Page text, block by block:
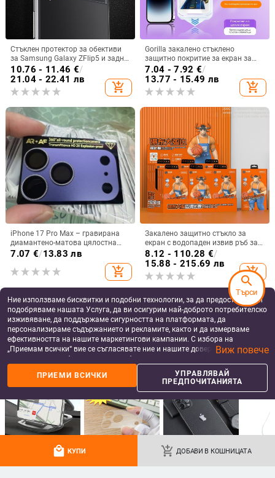
local_mall КУПИ add_shopping_cart ДОБАВИ В КОШНИЦАТА
Стъклен протектор за обективи
за Samsung Galaxy ZFlip5 и задни
камери Z Fold4, протектор за
малък дисплей
10.76 - 11.46 €/
21.04 - 22.41 лв
add_shopping_cart
Gorilla закалено стъклено
защитно покритие за екран за
iPhone 16 Pro, антиотпечатък,
защита на поверителността,
матов финиш за iPhone 15 и 13
Pro
7.04 - 7.92 €/
13.77 - 15.49 лв
add_shopping_cart
iPhone 17 Pro Max – гравирана
диамантено-матова цялостна
защита за обектива
7.07 €/13.83 лв
add_shopping_cart
Закалено защитно стъкло за
екран с водопаден извив ръб за
iPhone 14/15 и iPhone 16 Pro —
поверителност, HD яснота,
прахоустойчиво – Magic Box
8.12 - 110.28 €/
15.88 - 215.69 лв
add_shopping_cart
HD антиотпечатъчен протектор
за целия екран от закалено
стъкло за iPhone 14 Pro Max
8.56 - 10.66€/
16.74 - 20.85 лв
Защитно стъкло за екран с анти-
peep, пълно покритие HD за
iPhone X/XR/XS Max и iPhone
12/11 Pro
9.80 - 15.91€/
19.17 - 31.12 лв
add_shopping_cart
Ние използваме бисквитки и подобни технологии, за да предоставяме и
подобряваме нашата Услуга, да ви осигурим най-доброто потребителско
изживяване, да поддържаме сигурността на платформата, да
персонализираме съдържанието и рекламите, както и да измерваме
ефективността на нашите маркетингови кампании. С избора на
„Приемам всички“ вие се съгласявате ние и нашите доверени партньори
да съхраняваме бисквитки и подобни технологии на вашето устройство
за рекламни и аналитични цели. Можете по всяко време да управлявате
своите предпочитания, като натиснете „Управлявай предпочитанията“.
За повече информация, моля, вижте нашата
данните.
Виж повече
ПРИЕМИ ВСИЧКИ
УПРАВЛЯВАЙ
ПРЕДПОЧИТАНИЯТА
search
Търси